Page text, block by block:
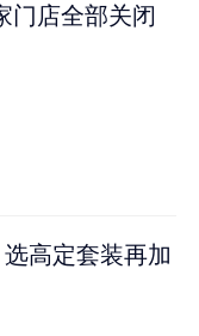
门店全部关闭
高定套装再加